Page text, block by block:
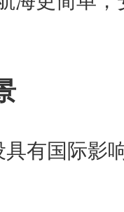
具有国际影